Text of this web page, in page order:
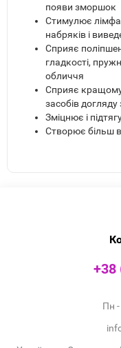
появи зморшок
Стимулює
набряків і
Сприяє
гладкості,
обличчя
Сприяє
засобів
Зміцнює і
Створює більш
+38
Пн